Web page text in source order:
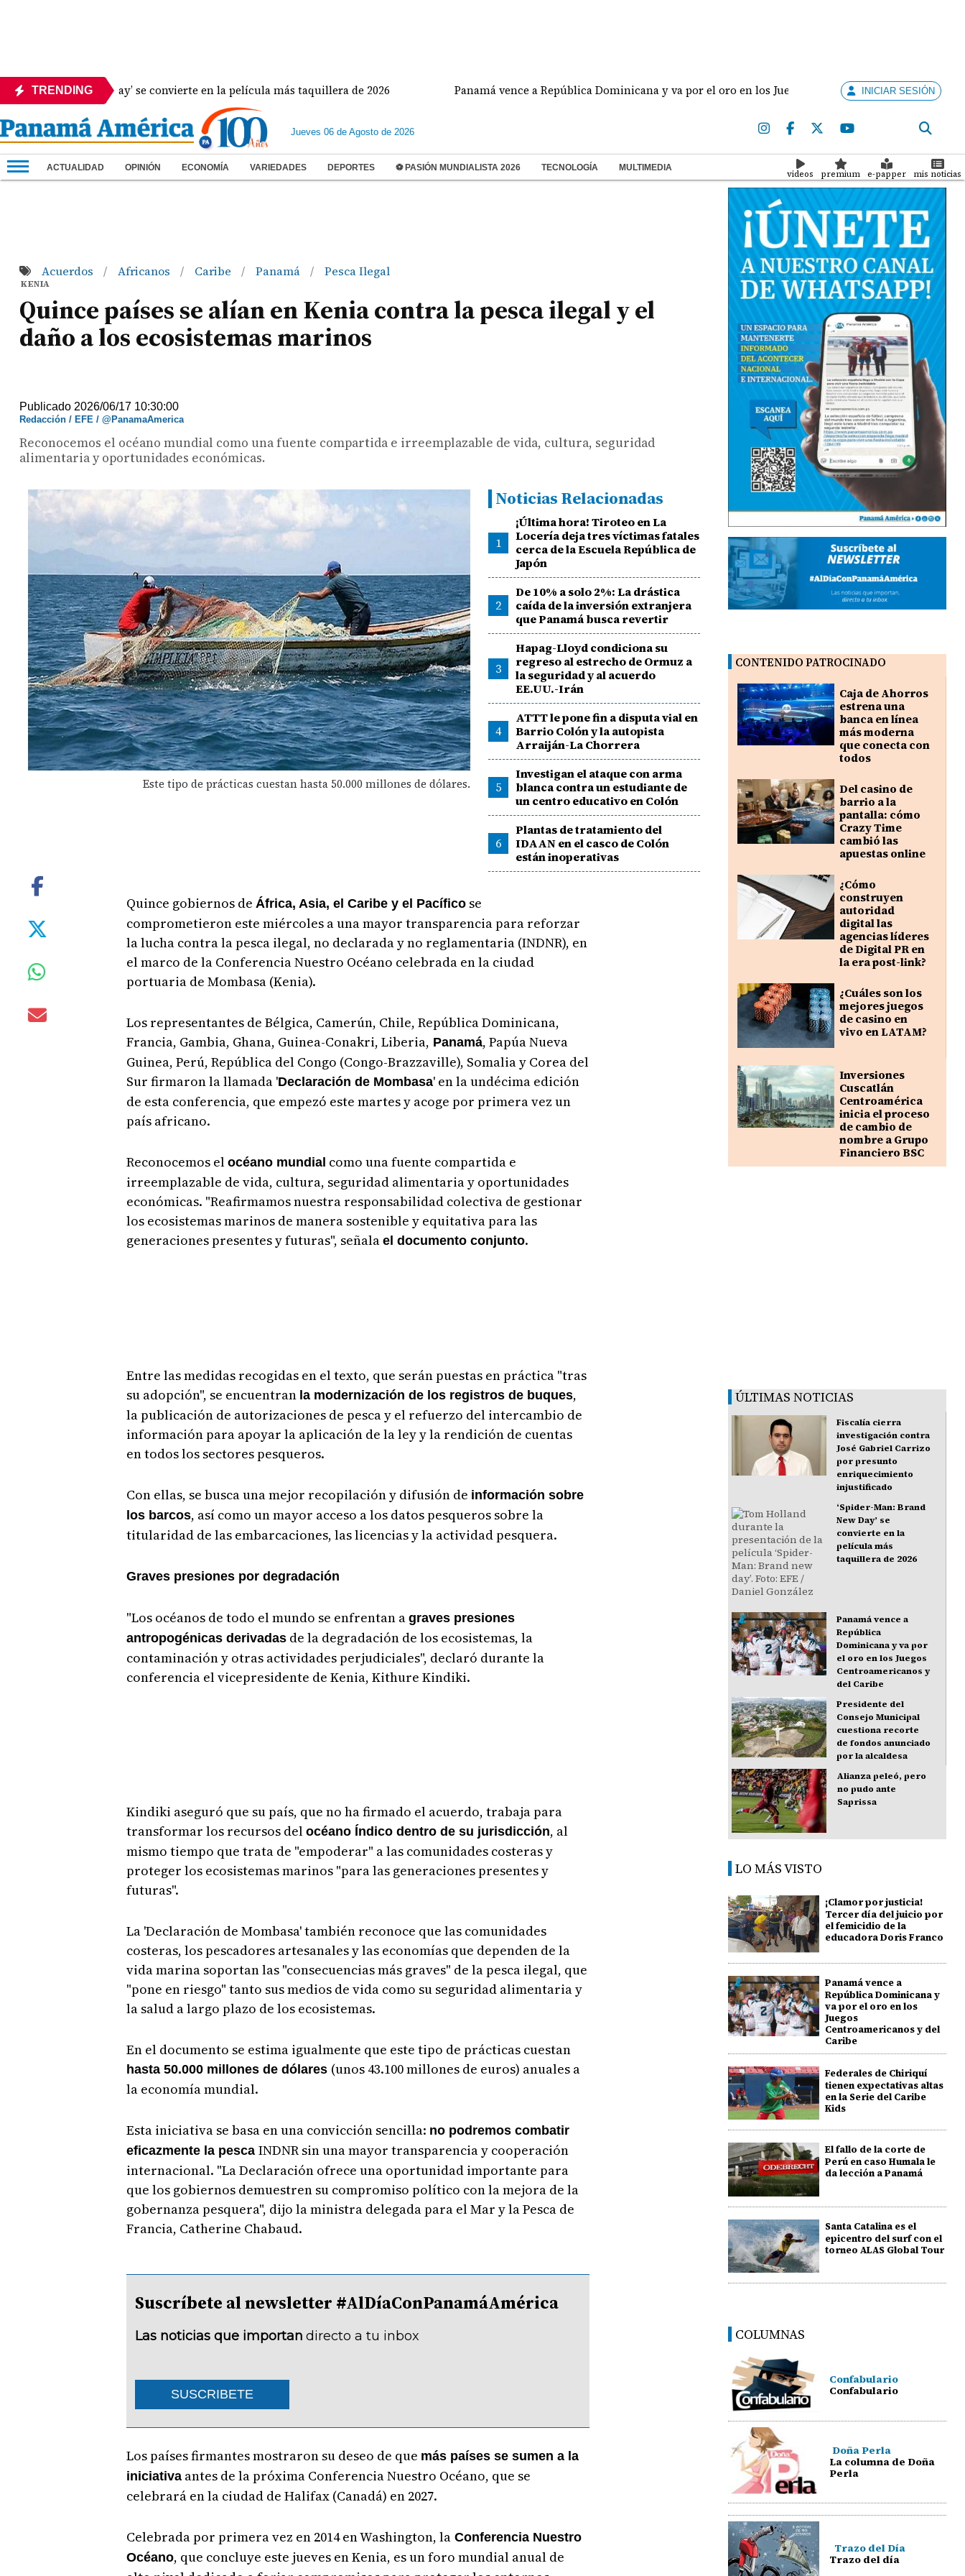
TRENDING
Brand New Day’ se convierte en la película más taquillera de 2026 Panamá vence a República Dominicana y va por el oro en los Juegos Centroamericanos y del Caribe
INICIAR SESIÓN
Jueves 06 de Agosto de 2026
ACTUALIDAD OPINIÓN ECONOMÍA VARIEDADES DEPORTES ⚽ PASIÓN MUNDIALISTA 2026 TECNOLOGÍA MULTIMEDIA
videos premium e-papper mis noticias
Acuerdos / Africanos / Caribe / Panamá / Pesca Ilegal
KENIA
Quince países se alían en Kenia contra la pesca ilegal y el
daño a los ecosistemas marinos
Publicado 2026/06/17 10:30:00
Redacción / EFE / @PanamaAmerica
Reconocemos el océano mundial como una fuente compartida e irreemplazable de vida, cultura, seguridad
alimentaria y oportunidades económicas.
Este tipo de prácticas cuestan hasta 50.000 millones de dólares.
Noticias Relacionadas
1
¡Última hora! Tiroteo en La
Locería deja tres víctimas fatales
cerca de la Escuela República de
Japón
2
De 10% a solo 2%: La drástica
caída de la inversión extranjera
que Panamá busca revertir
3
Hapag-Lloyd condiciona su
regreso al estrecho de Ormuz a
la seguridad y al acuerdo
EE.UU.-Irán
4
ATTT le pone fin a disputa vial en
Barrio Colón y la autopista
Arraiján-La Chorrera
5
Investigan el ataque con arma
blanca contra un estudiante de
un centro educativo en Colón
6
Plantas de tratamiento del
IDAAN en el casco de Colón
están inoperativas
Quince gobiernos de África, Asia, el Caribe y el Pacíficose
comprometieron este miércoles a una mayor transparencia para reforzar
la lucha contra la pesca ilegal, no declarada y no reglamentaria (INDNR), en
el marco de la Conferencia Nuestro Océano celebrada en la ciudad
portuaria de Mombasa (Kenia).
Los representantes de Bélgica, Camerún, Chile, República Dominicana,
Francia, Gambia, Ghana, Guinea-Conakri, Liberia, Panamá, Papúa Nueva
Guinea, Perú, República del Congo (Congo-Brazzaville), Somalia y Corea del
Sur firmaron la llamada 'Declaración de Mombasa' en la undécima edición
de esta conferencia, que empezó este martes y acoge por primera vez un
país africano.
Reconocemos el océano mundial como una fuente compartida e
irreemplazable de vida, cultura, seguridad alimentaria y oportunidades
económicas. "Reafirmamos nuestra responsabilidad colectiva de gestionar
los ecosistemas marinos de manera sostenible y equitativa para las
generaciones presentes y futuras", señala el documento conjunto.
Entre las medidas recogidas en el texto, que serán puestas en práctica "tras
su adopción", se encuentran la modernización de los registros de buques,
la publicación de autorizaciones de pesca y el refuerzo del intercambio de
información para apoyar la aplicación de la ley y la rendición de cuentas
en todos los sectores pesqueros.
Con ellas, se busca una mejor recopilación y difusión de información sobre
los barcos, así como un mayor acceso a los datos pesqueros sobre la
titularidad de las embarcaciones, las licencias y la actividad pesquera.
Graves presiones por degradación
"Los océanos de todo el mundo se enfrentan a graves presiones
antropogénicas derivadasde la degradación de los ecosistemas, la
contaminación y otras actividades perjudiciales", declaró durante la
conferencia el vicepresidente de Kenia, Kithure Kindiki.
Kindiki aseguró que su país, que no ha firmado el acuerdo, trabaja para
transformar los recursos del océano Índico dentro de su jurisdicción, al
mismo tiempo que trata de "empoderar" a las comunidades costeras y
proteger los ecosistemas marinos "para las generaciones presentes y
futuras".
La 'Declaración de Mombasa' también reconoce que las comunidades
costeras, los pescadores artesanales y las economías que dependen de la
vida marina soportan las "consecuencias más graves" de la pesca ilegal, que
"pone en riesgo" tanto sus medios de vida como su seguridad alimentaria y
la salud a largo plazo de los ecosistemas.
En el documento se estima igualmente que este tipo de prácticas cuestan
hasta 50.000 millones de dólares (unos 43.100 millones de euros) anuales a
la economía mundial.
Esta iniciativa se basa en una convicción sencilla: no podremos combatir
eficazmente la pesca INDNR sin una mayor transparencia y cooperación
internacional. "La Declaración ofrece una oportunidad importante para
que los gobiernos demuestren su compromiso político con la mejora de la
gobernanza pesquera", dijo la ministra delegada para el Mar y la Pesca de
Francia, Catherine Chabaud.
Suscríbete al newsletter #AlDíaConPanamáAmérica
Las noticias que importan directo a tu inbox
SUSCRIBETE
Los países firmantes mostraron su deseo de que más países se sumen a la
iniciativaantes de la próxima Conferencia Nuestro Océano, que se
celebrará en la ciudad de Halifax (Canadá) en 2027.
Celebrada por primera vez en 2014 en Washington, laConferencia Nuestro
Océano, que concluye este jueves en Kenia, es un foro mundial anual de
CONTENIDO PATROCINADO
Caja de Ahorros
estrena una
banca en línea
más moderna
que conecta con
todos
Del casino de
barrio a la
pantalla: cómo
Crazy Time
cambió las
apuestas online
¿Cómo
construyen
autoridad
digital las
agencias líderes
de Digital PR en
la era post-link?
¿Cuáles son los
mejores juegos
de casino en
vivo en LATAM?
Inversiones
Cuscatlán
Centroamérica
inicia el proceso
de cambio de
nombre a Grupo
Financiero BSC
ÚLTIMAS NOTICIAS
Fiscalía cierra
investigación contra
José Gabriel Carrizo
por presunto
enriquecimiento
injustificado
‘Spider-Man: Brand
New Day’ se
convierte en la
película más
taquillera de 2026
Panamá vence a
República
Dominicana y va por
el oro en los Juegos
Centroamericanos y
del Caribe
Presidente del
Consejo Municipal
cuestiona recorte
de fondos anunciado
por la alcaldesa
Alianza peleó, pero
no pudo ante
Saprissa
LO MÁS VISTO
¡Clamor por justicia!
Tercer día del juicio por
el femicidio de la
educadora Doris Franco
Panamá vence a
República Dominicana y
va por el oro en los
Juegos
Centroamericanos y del
Caribe
Federales de Chiriquí
tienen expectativas altas
en la Serie del Caribe
Kids
El fallo de la corte de
Perú en caso Humala le
da lección a Panamá
Santa Catalina es el
epicentro del surf con el
torneo ALAS Global Tour
COLUMNAS
Confabulario
Confabulario
Doña Perla
La columna de Doña
Perla
Trazo del Día
Trazo del día